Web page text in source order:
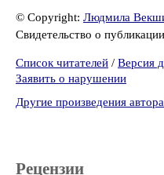
© Copyright: Людмила
Свидетельство о
Список читателей / Версия
Заявить о нарушении
Другие произведения
Рецензии